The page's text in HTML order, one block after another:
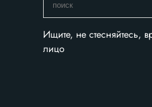
и
с
к
Ищите, не стесняйтесь,
лицо